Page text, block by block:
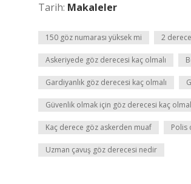
Tarih: Makaleler
150 göz numarası yüksek mi 2
Askeriyede göz derecesi kaç olmalı
Gardiyanlık göz derecesi kaç olmalı
Güvenlik olmak için göz derecesi kaç
Kaç derece göz askerden muaf Polis
Uzman çavuş göz derecesi nedir